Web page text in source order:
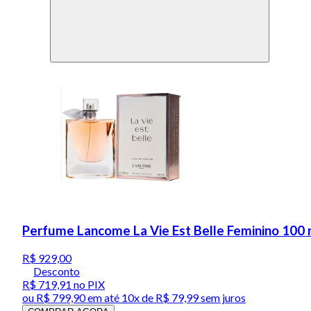
Perfume Lancome La Vie Est Belle Feminino 100
R$ 929,00
Desconto
R$ 719,91 no PIX
ou R$ 799,90em até 10x de R$ 79,99 sem juros